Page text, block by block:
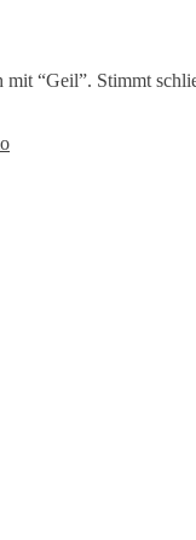
“Geil”. Stimmt